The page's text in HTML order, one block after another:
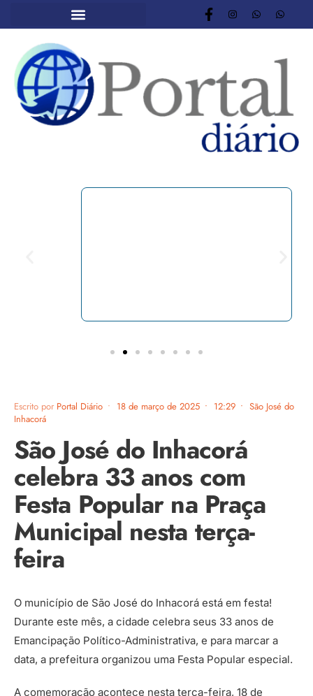
Escrito por Portal Diário • 18 de março de 2025 • 12:29 • São José do
Inhacorá
São José do Inhacorá
celebra 33 anos com
Festa Popular na Praça
Municipal nesta terça-
feira
O município de São José do Inhacorá está em festa!
Durante este mês, a cidade celebra seus 33 anos de
Emancipação Político-Administrativa, e para marcar a
data, a prefeitura organizou uma Festa Popular especial.
A comemoração acontece nesta terça-feira, 18 de